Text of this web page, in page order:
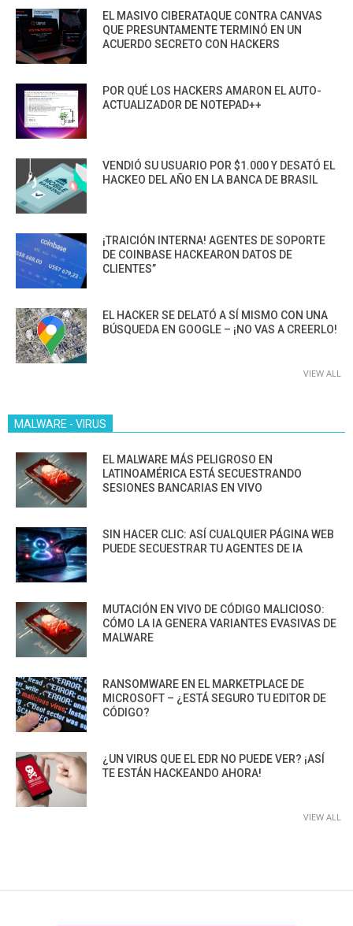
EL MASIVO CIBERATAQUE CONTRA CANVAS
QUE PRESUNTAMENTE TERMINÓ EN UN
ACUERDO SECRETO CON HACKERS
POR QUÉ LOS HACKERS AMARON EL AUTO-
ACTUALIZADOR DE NOTEPAD++
VENDIÓ SU USUARIO POR $1.000 Y DESATÓ EL
HACKEO DEL AÑO EN LA BANCA DE BRASIL
¡TRAICIÓN INTERNA! AGENTES DE SOPORTE
DE COINBASE HACKEARON DATOS DE
CLIENTES”
EL HACKER SE DELATÓ A SÍ MISMO CON UNA
BÚSQUEDA EN GOOGLE – ¡NO VAS A CREERLO!
VIEW ALL
MALWARE - VIRUS
EL MALWARE MÁS PELIGROSO EN
LATINOAMÉRICA ESTÁ SECUESTRANDO
SESIONES BANCARIAS EN VIVO
SIN HACER CLIC: ASÍ CUALQUIER PÁGINA WEB
PUEDE SECUESTRAR TU AGENTES DE IA
MUTACIÓN EN VIVO DE CÓDIGO MALICIOSO:
CÓMO LA IA GENERA VARIANTES EVASIVAS DE
MALWARE
RANSOMWARE EN EL MARKETPLACE DE
MICROSOFT – ¿ESTÁ SEGURO TU EDITOR DE
CÓDIGO?
¿UN VIRUS QUE EL EDR NO PUEDE VER? ¡ASÍ
TE ESTÁN HACKEANDO AHORA!
VIEW ALL